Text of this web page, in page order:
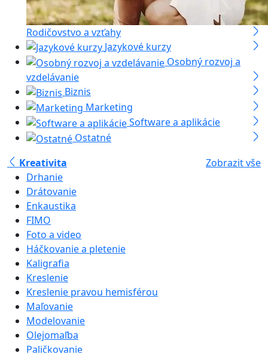
Rodičovstvo a vzťahy
Jazykové kurzy
Osobný rozvoj a
vzdelávanie
Biznis
Marketing
Software a aplikácie
Ostatné
Kreativita
Zobrazit vše
Drhanie
Drátovanie
Enkaustika
FIMO
Foto a video
Háčkovanie a pletenie
Kaligrafia
Kreslenie
Kreslenie pravou hemisférou
Maľovanie
Modelovanie
Olejomaľba
Paličkovanie